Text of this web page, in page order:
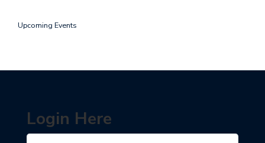
Upcoming Events
Login Here